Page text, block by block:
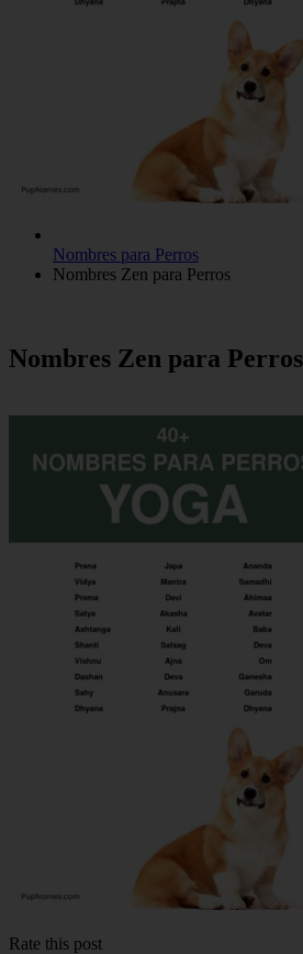
Nombres para Perros
Nombres Zen para Perros
Nombres Zen para Perros
Rate this post